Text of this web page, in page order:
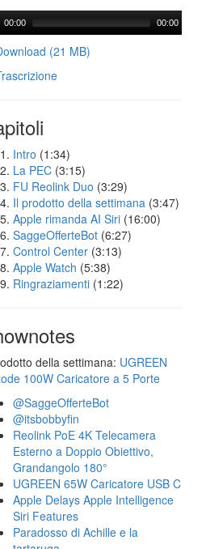
00:00 00:00
(21 MB)
Intro (1:34)
La PEC (3:15)
FU Reolink Duo (3:29)
Il prodotto della settimana (3:47)
Apple rimanda AI Siri (16:00)
SaggeOfferteBot (6:27)
Control Center (3:13)
Apple Watch (5:38)
Ringraziamenti (1:22)
della settimana: UGREEN
100W Caricatore a 5 Porte
@SaggeOfferteBot
@itsbobbyfin
Reolink PoE 4K Telecamera
Esterno a Doppio Obiettivo,
Grandangolo 180°
UGREEN 65W Caricatore USB C
Apple Delays Apple Intelligence
Siri Features
Paradosso di Achille e la